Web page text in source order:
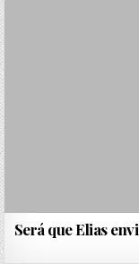
Será que Elias